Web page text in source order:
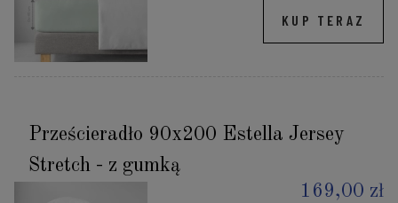
KUP TERAZ
Prześcieradło 90x200 Estella Jersey
Stretch - z gumką
169,00 zł